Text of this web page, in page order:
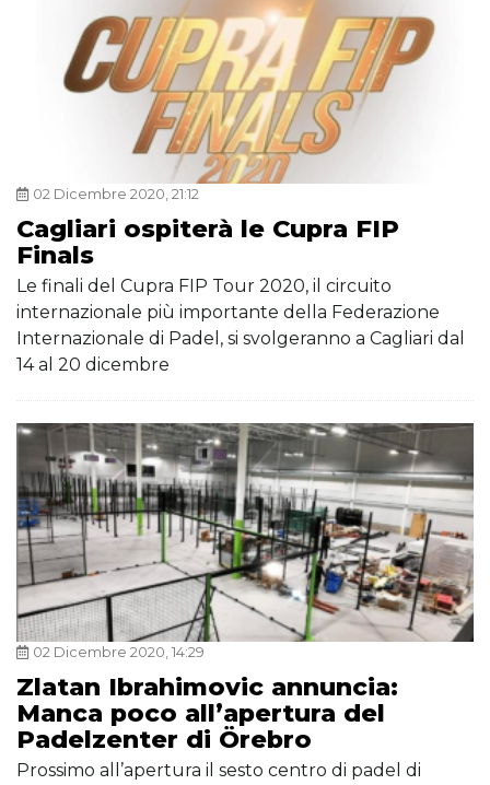
02 Dicembre 2020, 21:12
Cagliari ospiterà le Cupra FIP
Finals
Le finali del Cupra FIP Tour 2020, il circuito
internazionale più importante della Federazione
Internazionale di Padel, si svolgeranno a Cagliari dal
14 al 20 dicembre
02 Dicembre 2020, 14:29
Zlatan Ibrahimovic annuncia:
Manca poco all’apertura del
Padelzenter di Örebro
Prossimo all’apertura il sesto centro di padel di